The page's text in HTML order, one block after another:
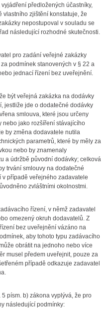
předložených účastníky,
zjištění konstatuje, že
nepostupoval v souladu se
následující rozhodné skutečnosti.
pro zadání veřejné zakázky
podmínek stanovených v § 22 a
jednací řízení bez uveřejnění.
být veřejná zakázka na dodávky
jestliže jde o dodatečné dodávky
smlouva, které jsou určeny
nebo jako rozšíření stávajícího
by změna dodavatele nutila
parametrů, které by měly za
nebo by znamenaly
a údržbě původní dodávky; celková
trvání smlouvy na dodatečné
případě veřejného zadavatele
zvláštními okolnostmi.
řízení, v němž zadavatel
omezený okruh dodavatelů. Z
bez uveřejnění vázáno na
aby tohoto typu zadávacího
obrátit na jednoho nebo více
musel předem uveřejnit, pouze za
případě odkazuje zadavatel
písm. b) zákona vyplývá, že pro
následující podmínky: